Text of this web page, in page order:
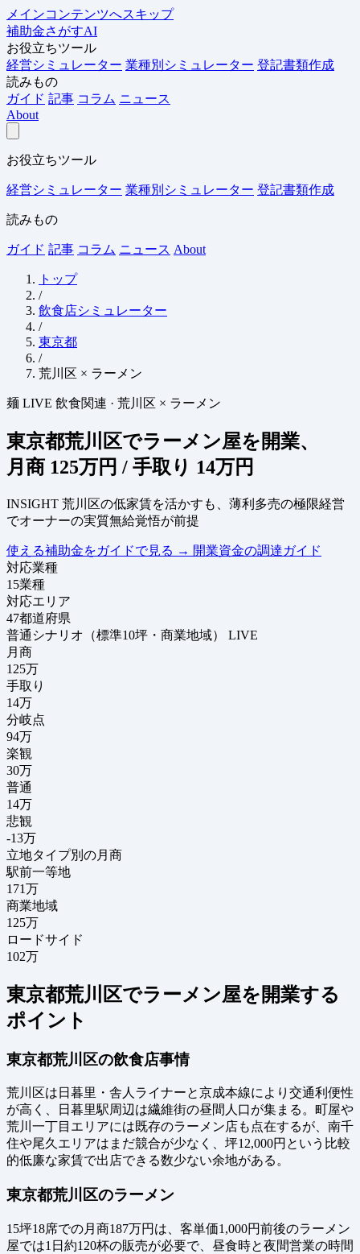
メインコンテンツへスキップ
補助金さがすAI
お役立ちツール
経営シミュレーター 業種別シミュレーター 登記書類作成
読みもの
ガイド 記事 コラム ニュース
About
お役立ちツール
経営シミュレーター 業種別シミュレーター 登記書類作成
読みもの
ガイド 記事 コラム ニュース About
トップ
/
飲食店シミュレーター
/
東京都
/
荒川区 × ラーメン
麺 LIVE 飲食関連 · 荒川区 × ラーメン
東京都荒川区でラーメン屋を開業、
月商 125万円 / 手取り 14万円
INSIGHT 荒川区の低家賃を活かすも、薄利多売の極限経営
でオーナーの実質無給覚悟が前提
使える補助金をガイドで見る → 開業資金の調達ガイド
対応業種
15業種
対応エリア
47都道府県
普通シナリオ（標準10坪・商業地域）
LIVE
月商
125万
手取り
14万
分岐点
94万
楽観
30万
普通
14万
悲観
-13万
立地タイプ別の月商
駅前一等地
171万
商業地域
125万
ロードサイド
102万
東京都荒川区でラーメン屋を開業する
ポイント
東京都荒川区の飲食店事情
荒川区は日暮里・舎人ライナーと京成本線により交通利便性
が高く、日暮里駅周辺は繊維街の昼間人口が集まる。町屋や
荒川一丁目エリアには既存のラーメン店も点在するが、南千
住や尾久エリアはまだ競合が少なく、坪12,000円という比較
的低廉な家賃で出店できる数少ない余地がある。
東京都荒川区のラーメン
15坪18席での月商187万円は、客単価1,000円前後のラーメン
屋では1日約120杯の販売が必要で、昼食時と夜間営業の時間